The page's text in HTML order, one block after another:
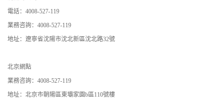
電話：4008-527-119
業務咨詢：4008-527-119
地址：遼寧省沈陽市沈北新區沈北路32號
北京網點
業務咨詢：4008-527-119
地址：北京市朝陽區東壩家園b區110號樓